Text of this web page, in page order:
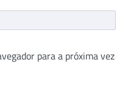
para a próxima vez